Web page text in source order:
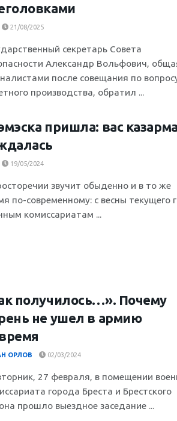
21/08/2025
секретарь Совета
Александр Вольфович,
после совещания по
производства, обратил ...
пришла: вас казарма
19/05/2024
звучит обыденно и в то же
по-современному: с весны текущего
комиссариатам ...
получилось…». Почему
не ушел в армию
ОРЛОВ 02/03/2024
27 февраля, в помещении
города Бреста и Брестского
прошло выездное заседание ...